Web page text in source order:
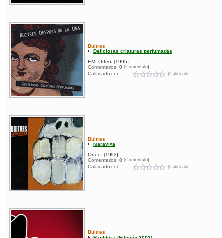
Buitres
Deliciosas criaturas perfumadas
EMI-Orfeo
[1995]
Comentarios: 0 [Comentalo]
Calificado con: [Calificalo]
Buitres
Maraviya
Orfeo
[1993]
Comentarios: 0 [Comentalo]
Calificado con: [Calificalo]
Buitres